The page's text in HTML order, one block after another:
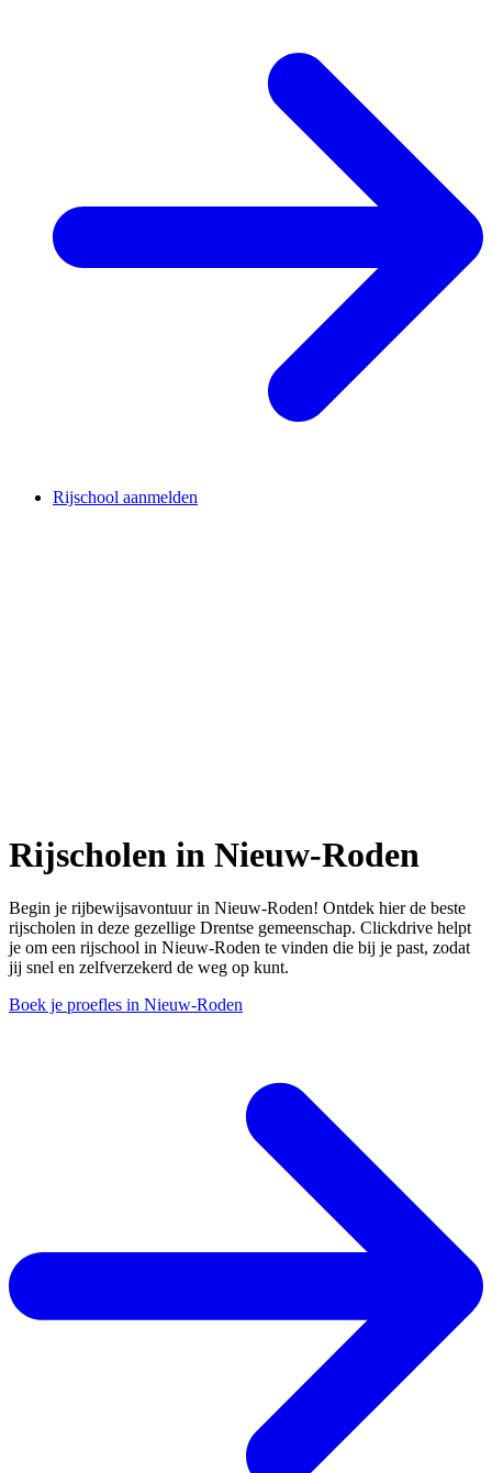
Rijschool aanmelden
Rijscholen in Nieuw-Roden
Begin je rijbewijsavontuur in Nieuw-Roden! Ontdek hier de beste
rijscholen in deze gezellige Drentse gemeenschap. Clickdrive helpt
je om een rijschool in Nieuw-Roden te vinden die bij je past, zodat
jij snel en zelfverzekerd de weg op kunt.
Boek je proefles in Nieuw-Roden